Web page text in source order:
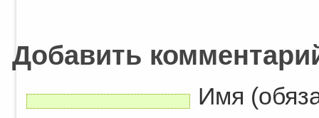
Добавить
Имя